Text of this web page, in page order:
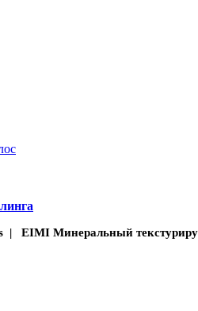
| EIMI Минеральный